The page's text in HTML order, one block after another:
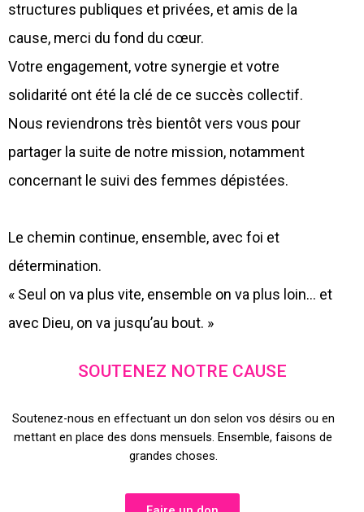
structures publiques et privées, et amis de la
cause, merci du fond du cœur.
Votre engagement, votre synergie et votre
solidarité ont été la clé de ce succès collectif.
Nous reviendrons très bientôt vers vous pour
partager la suite de notre mission, notamment
concernant le suivi des femmes dépistées.
Le chemin continue, ensemble, avec foi et
détermination.
« Seul on va plus vite, ensemble on va plus loin… et
avec Dieu, on va jusqu’au bout. »
SOUTENEZ NOTRE CAUSE
Soutenez-nous en effectuant un don selon vos désirs ou en
mettant en place des dons mensuels. Ensemble, faisons de
grandes choses.